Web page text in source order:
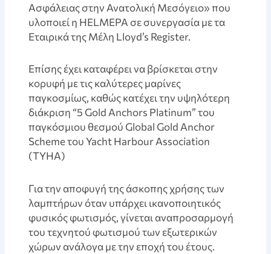
Ασφάλειας στην Ανατολική Μεσόγειο» που
υλοποιεί η HELMEPA σε συνεργασία με τα
Εταιρικά της Μέλη Lloyd’s Register.
Επίσης έχει καταφέρει να βρίσκεται στην
κορυφή με τις καλύτερες μαρίνες
παγκοσμίως, καθώς κατέχει την υψηλότερη
διάκριση “5 Gold Anchors Platinum” του
παγκόσμιου θεσμού Global Gold Anchor
Scheme του Yacht Harbour Association
(TYHA)
Για την αποφυγή της άσκοπης χρήσης των
λαμπτήρων όταν υπάρχει ικανοποιητικός
φυσικός φωτισμός, γίνεται αναπροσαρμογή
του τεχνητού φωτισμού των εξωτερικών
χώρων ανάλογα με την εποχή του έτους.